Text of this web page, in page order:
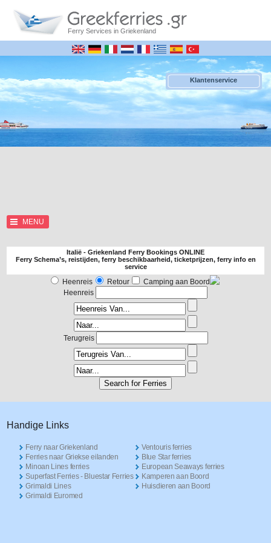
Ferry Services in Griekenland
Klantenservice
MENU
Italië - Griekenland Ferry Bookings ONLINE
Ferry Schema’s, reistijden, ferry beschikbaarheid, ticketprijzen, ferry info en
service
Heenreis Retour
Camping aan Boord
Heenreis
Terugreis
Handige Links
Ferry naar Griekenland
Ferries naar Griekse eilanden
Minoan Lines ferries
Superfast Ferries - Bluestar Ferries
Grimaldi Lines
Grimaldi Euromed
Ventouris ferries
Blue Star ferries
European Seaways ferries
Kamperen aan Boord
Huisdieren aan Boord